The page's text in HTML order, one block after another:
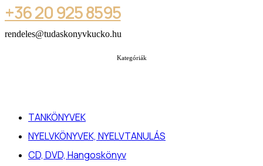
+36 20 925 8595
rendeles@tudaskonyvkucko.hu
Kategóriák
TANKÖNYVEK
NYELVKÖNYVEK, NYELVTANULÁS
CD, DVD, Hangoskönyv